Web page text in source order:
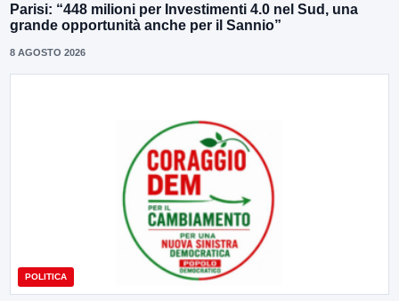
Parisi: “448 milioni per Investimenti 4.0 nel Sud, una
grande opportunità anche per il Sannio”
8 AGOSTO 2026
POLITICA